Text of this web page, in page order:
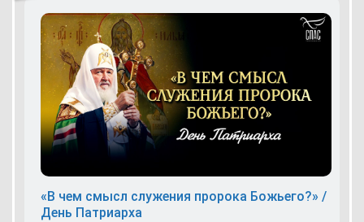
«В чем смысл служения пророка Божьего?» /
День Патриарха